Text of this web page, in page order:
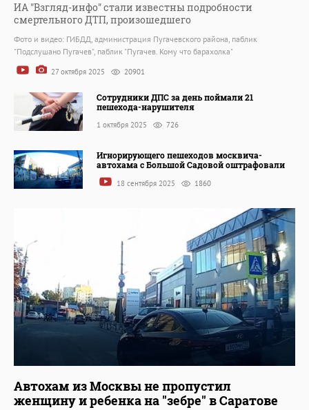
ИА "Взгляд-инфо" стали известны подробности
смертельного ДТП, произошедшего
Фото и видео: ГИБДД, администрация Пугачевского района, паблик
"Подслушано Пугачев", паблик "Пугачев. Кому что барахолка"
27 октября 2025 20901
Сотрудники ДПС за день поймали 21
пешехода-нарушителя
1 октября 2025 726
Игнорирующего пешеходов москвича-
автохама с Большой Садовой оштрафовали
18 сентября 2025 1860
Автохам из Москвы не пропустил
женщину и ребенка на "зебре" в Саратове